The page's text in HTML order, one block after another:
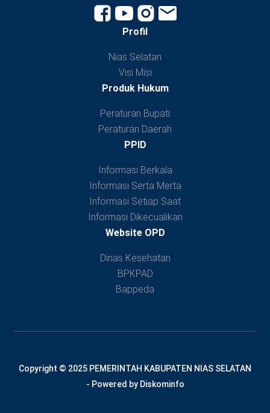
Profil
Nias Selatan
Visi Misi
Produk Hukum
Peraturan Bupati
Peraturan Daerah
PPID
Informasi Berkala
Informasi Serta Merta
Informasi Setiap Saat
Informasi Dikecualikan
Website OPD
Dinas Kesehatan
BPKPAD
Bappeda
Copyright © 2025 PEMERINTAH KABUPATEN NIAS SELATAN
- Powered by Diskominfo